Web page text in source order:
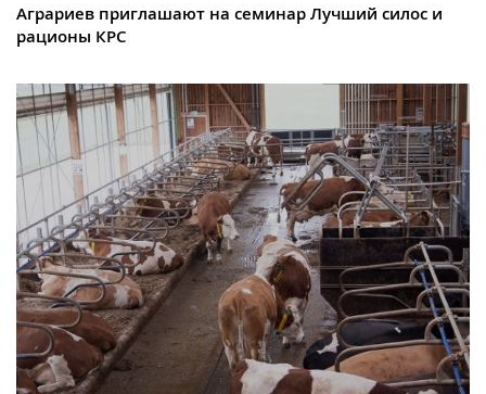
Аграриев приглашают на семинар Лучший силос и
рационы КРС